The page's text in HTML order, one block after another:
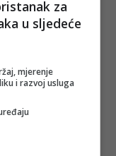
pića u regiji
činjenica da se u
Sarajevski kiseljak
brendova.
za
u sljedeće
mjerenje
i razvoj usluga